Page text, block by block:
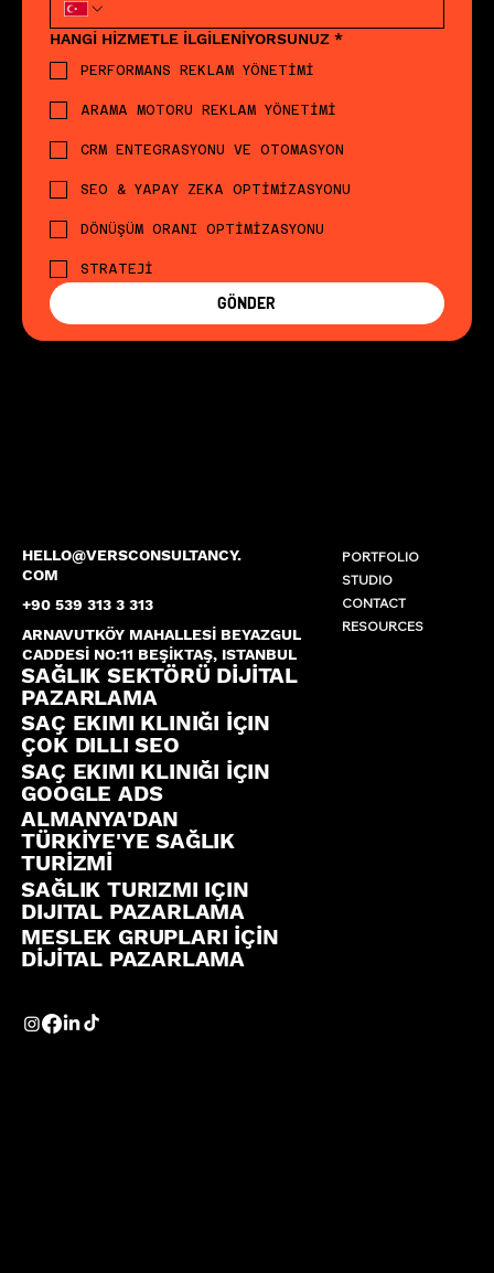
HELLO@VERSCONSULTANCY.
COM
+90 539 313 3 313
ARNAVUTKÖY MAHALLESİ BEYAZGUL
CADDESİ NO:11 BEŞİKTAŞ, ISTANBUL
SAĞLIK SEKTÖRÜ DİJİTAL
PAZARLAMA
SAÇ EKIMI KLINIĞI İÇIN
ÇOK DILLI SEO
SAÇ EKIMI KLINIĞI İÇIN
GOOGLE ADS
ALMANYA'DAN
TÜRKİYE'YE SAĞLIK
TURİZMİ
SAĞLIK TURIZMI IÇIN
DIJITAL PAZARLAMA
MESLEK GRUPLARI İÇİN
DİJİTAL PAZARLAMA
PORTFOLIO
STUDIO
CONTACT
RESOURCES
HANGİ HİZMETLE İLGİLENİYORSUNUZ *
PERFORMANS REKLAM YÖNETİMİ
ARAMA MOTORU REKLAM YÖNETİMİ
CRM ENTEGRASYONU VE OTOMASYON
SEO & YAPAY ZEKA OPTİMİZASYONU
DÖNÜŞÜM ORANI OPTİMİZASYONU
STRATEJİ
GÖNDER